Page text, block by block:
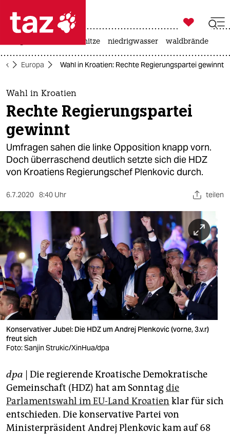
 taz zahl ich
taz zahl ich
themen
politik
öko
gesellschaft
sport
berlin
nord
wahrheit
verlag
verlag
veranstaltungen
fragen & hilfe
unterstützen
abo

taz zahl ich
hitze niedrigwasser waldbrände
Europa Wahl in Kroatien: Rechte Regierungspartei gewinnt
Wahl in Kroatien
Rechte Regierungspartei
gewinnt
Umfragen sahen die linke Opposition knapp vorn.
Doch überraschend deutlich setzte sich die HDZ
von Kroatiens Regierungschef Plenkovic durch.
6.7.2020 8:40 Uhr teilen
Konservativer Jubel: Die HDZ um Andrej Plenkovic (vorne, 3.v.r)
freut sich
Foto: Sanjin Strukic/XinHua/dpa
dpa | Die regierende Kroatische Demokratische
Gemeinschaft (HDZ) hat am Sonntagdie
Parlamentswahl im EU-Land Kroatien klar für sich
entschieden. Die konservative Partei von
Ministerpräsident Andrej Plenkovic kam auf 68